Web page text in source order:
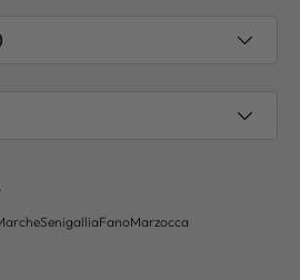
SenigalliaFanoMarzocca